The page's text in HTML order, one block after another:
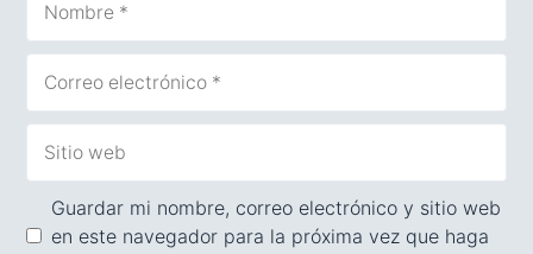
electrónico
web
Guardar mi nombre, correo electrónico y sitio web
en este navegador para la próxima vez que haga